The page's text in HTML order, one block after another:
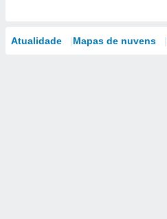
Atualidade Mapas de nuvens